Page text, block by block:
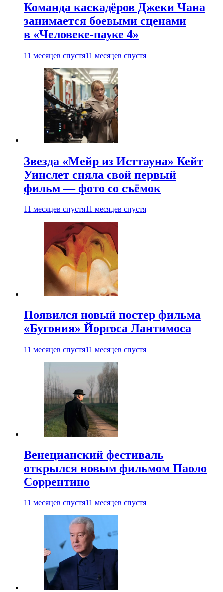
Команда каскадёров Джеки Чана
занимается боевыми сценами
в «Человеке-пауке 4»
11 месяцев спустя11 месяцев спустя
Звезда «Мейр из Исттауна» Кейт
Уинслет сняла свой первый
фильм — фото со съёмок
11 месяцев спустя11 месяцев спустя
Появился новый постер фильма
«Бугония» Йоргоса Лантимоса
11 месяцев спустя11 месяцев спустя
Венецианский фестиваль
открылся новым фильмом Паоло
Соррентино
11 месяцев спустя11 месяцев спустя